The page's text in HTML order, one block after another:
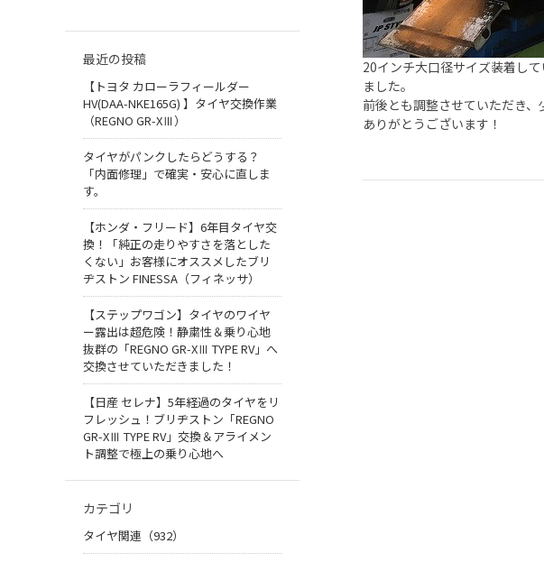
20インチ大口径サイズ装着し
ました。
前後とも調整させていただき
ありがとうございます！
最近の投稿
【トヨタ カローラフィールダー
HV(DAA-NKE165G) 】タイヤ交換作業
（REGNO GR-XⅢ）
タイヤがパンクしたらどうする？
「内面修理」で確実・安心に直しま
す。
【ホンダ・フリード】6年目タイヤ交
換！「純正の走りやすさを落とした
くない」お客様にオススメしたブリ
ヂストン FINESSA（フィネッサ）
【ステップワゴン】タイヤのワイヤ
ー露出は超危険！静粛性＆乗り心地
抜群の「REGNO GR-XⅢ TYPE RV」へ
交換させていただきました！
【日産 セレナ】5年経過のタイヤをリ
フレッシュ！ブリヂストン「REGNO
GR-XⅢ TYPE RV」交換＆アライメン
ト調整で極上の乗り心地へ
カテゴリ
タイヤ関連（932）